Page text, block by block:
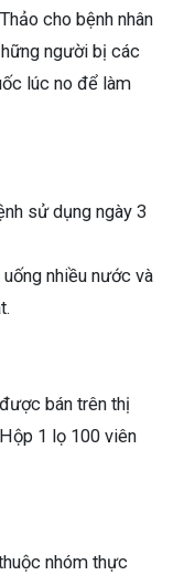
cho bệnh nhân
người bị các
lúc no để làm
sử dụng ngày 3
nhiều nước và
bán trên thị
1 lọ 100 viên
nhóm thực